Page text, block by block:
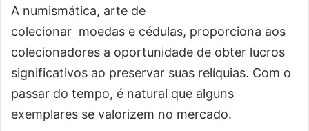
A numismática, arte de
colecionar moedas e cédulas, proporciona aos
colecionadores a oportunidade de obter lucros
significativos ao preservar suas relíquias. Com o
passar do tempo, é natural que alguns
exemplares se valorizem no mercado.